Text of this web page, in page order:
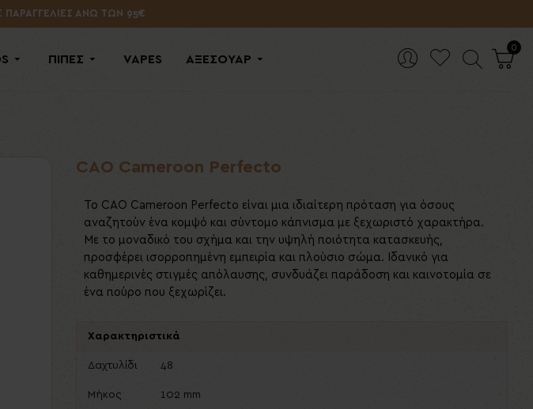
ΑΝΩ ΤΩΝ 95€
ΠΙΠΕΣ VAPES ΑΞΕΣΟΥΑΡ
0
CAO Cameroon Perfecto
Το CAO Cameroon Perfecto είναι μια ιδιαίτερη πρόταση για όσους
αναζητούν ένα κομψό και σύντομο κάπνισμα με ξεχωριστό χαρακτήρα.
Με το μοναδικό του σχήμα και την υψηλή ποιότητα κατασκευής,
προσφέρει ισορροπημένη εμπειρία και πλούσιο σώμα. Ιδανικό για
καθημερινές στιγμές απόλαυσης, συνδυάζει παράδοση και καινοτομία σε
ένα πούρο που ξεχωρίζει.
Χαρακτηριστικά
Δαχτυλίδι 48
Μήκος 102 mm